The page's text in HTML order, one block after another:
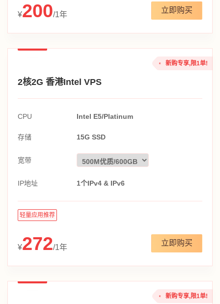
¥200/1年
立即购买
新购专享,限1单!
2核2G 香港Intel VPS
CPU Intel E5/Platinum
存储 15G SSD
宽带
IP地址 1个IPv4 & IPv6
轻量应用推荐
¥272/1年
立即购买
新购专享,限1单!